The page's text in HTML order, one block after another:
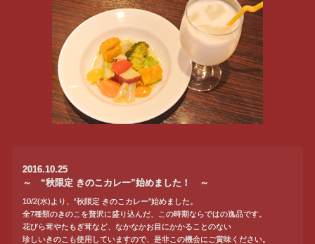
2016.10.25
～ “秋限定 きのこカレー”始めました！ ～
10/2(水)より、“秋限定 きのこカレー”始めました。
全7種類のきのこを贅沢に盛り込んだ、この時期ならではの逸品です。
花びら茸やたもぎ茸など、なかなかお目にかかることのない
珍しいきのこも使用していますので、是非この機会にご賞味ください。